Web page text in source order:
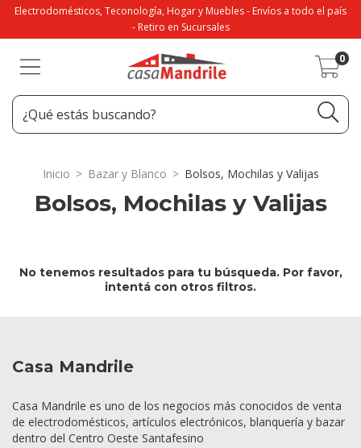
Electrodomésticos, Teconología, Hogar y Muebles - Envíos a todo el país
- Retiro en Sucursales
0
Inicio > Bazar y Blanco > Bolsos, Mochilas y Valijas
Bolsos, Mochilas y Valijas
No tenemos resultados para tu búsqueda. Por favor,
intentá con otros filtros.
Casa Mandrile
Casa Mandrile es uno de los negocios más conocidos de venta
de electrodomésticos, artículos electrónicos, blanquería y bazar
dentro del Centro Oeste Santafesino